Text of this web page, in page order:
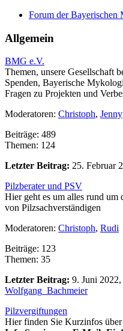
Forum der Bayerischen
Allgemein
BMG e.V.
Themen, unsere Gesellschaft
Spenden, Bayerische
Fragen zu Projekten und
Moderatoren: Christoph, Jenny
Beiträge: 489
Themen: 124
Letzter Beitrag: 25. Februar
Pilzberater und PSV
Hier geht es um alles rund um
von Pilzsachverständigen
Moderatoren: Christoph, Rudi
Beiträge: 123
Themen: 35
Letzter Beitrag: 9. Juni 2022,
Wolfgang_Bachmeier
Pilzvergiftungen
Hier finden Sie Kurzinfos